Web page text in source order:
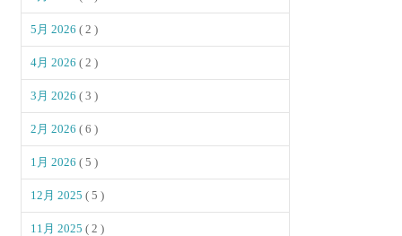
5月 2026( 2 )
4月 2026( 2 )
3月 2026( 3 )
2月 2026( 6 )
1月 2026( 5 )
12月 2025( 5 )
11月 2025( 2 )